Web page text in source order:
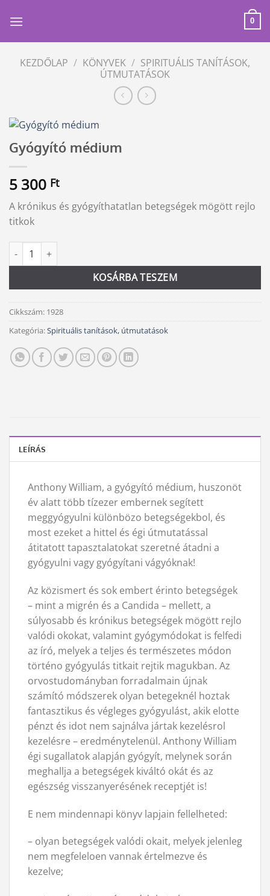
0
KEZDŐLAP / KÖNYVEK / SPIRITUÁLIS TANÍTÁSOK,
ÚTMUTATÁSOK
Gyógyító médium
5 300 Ft
A krónikus és gyógyíthatatlan betegségek mögött rejlo
titkok
Gyógyító médium mennyiség
KOSÁRBA TESZEM
Alternative:
Cikkszám: 1928
Kategória:Spirituális tanítások, útmutatások
LEÍRÁS
Anthony William, a gyógyító médium, huszonöt
év alatt több tízezer embernek segített
meggyógyulni különbözo betegségekbol, és
most ezeket a hittel és égi útmutatással
átitatott tapasztalatokat szeretné átadni a
gyógyulni vagy gyógyítani vágyóknak!
Az közismert és sok embert érinto betegségek
– mint a migrén és a Candida – mellett, a
súlyosabb és krónikus betegségek mögött rejlo
valódi okokat, valamint gyógymódokat is felfedi
az író, melyek a teljes és természetes módon
történo gyógyulás titkait rejtik magukban. Az
orvostudományban forradalmain újnak
számító módszerek olyan betegeknél hoztak
fantasztikus és végleges gyógyulást, akik elotte
pénzt és idot nem sajnálva jártak kezelésrol
kezelésre – eredménytelenül. Anthony William
égi sugallatok alapján gyógyít, melynek során
meghallja a betegségek kiváltó okát és az
egészség visszanyerésének receptjét is!
E nem mindennapi könyv lapjain fellelheted:
– olyan betegségek valódi okait, melyek jelenleg
nem megfeleloen vannak értelmezve és
kezelve;